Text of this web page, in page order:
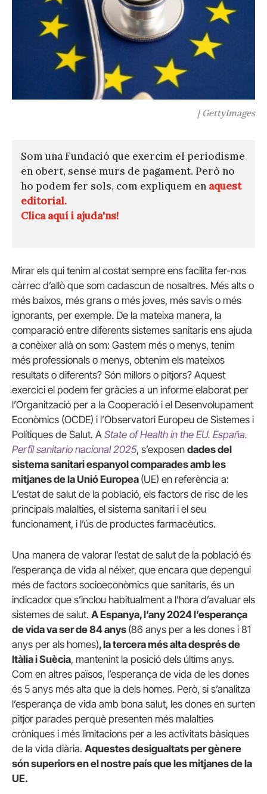
| GettyImages
Som una Fundació que exercim el periodisme
en obert, sense murs de pagament. Però no
ho podem fer sols, com expliquem en aquest
editorial.
Clica aquí i ajuda'ns!
Mirar els qui tenim al costat sempre ens facilita fer-nos
càrrec d’allò que som cadascun de nosaltres. Més alts o
més baixos, més grans o més joves, més savis o més
ignorants, per exemple. De la mateixa manera, la
comparació entre diferents sistemes sanitaris ens ajuda
a conèixer allà on som: Gastem més o menys, tenim
més professionals o menys, obtenim els mateixos
resultats o diferents? Són millors o pitjors? Aquest
exercici el podem fer gràcies a un informe elaborat per
l’Organització per a la Cooperació i el Desenvolupament
Econòmics (OCDE) i l’Observatori Europeu de Sistemes i
Polítiques de Salut. A State of Health in the EU. España.
Perfil sanitario nacional 2025, s’exposen dades del
sistema sanitari espanyol comparades amb les
mitjanes de la Unió Europea (UE) en referència a:
L’estat de salut de la població, els factors de risc de les
principals malalties, el sistema sanitari i el seu
funcionament, i l’ús de productes farmacèutics.
Una manera de valorar l’estat de salut de la població és
l’esperança de vida al néixer, que encara que depengui
més de factors socioeconòmics que sanitaris, és un
indicador que s’inclou habitualment a l’hora d’avaluar els
sistemes de salut. A Espanya, l’any 2024 l’esperança
de vida va ser de 84 anys (86 anys per a les dones i 81
anys per als homes), la tercera més alta després de
Itàlia i Suècia, mantenint la posició dels últims anys.
Com en altres països, l’esperança de vida de les dones
és 5 anys més alta que la dels homes. Però, si s’analitza
l’esperança de vida amb bona salut, les dones en surten
pitjor parades perquè presenten més malalties
cròniques i més limitacions per a les activitats bàsiques
de la vida diària. Aquestes desigualtats per gènere
són superiors en el nostre país que les mitjanes de la
UE.